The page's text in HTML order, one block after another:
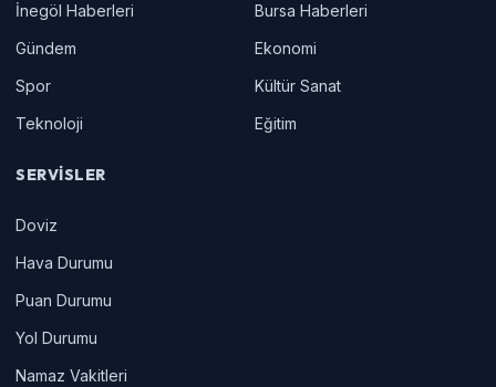
İnegöl Haberleri
Bursa Haberleri
Gündem
Ekonomi
Spor
Kültür Sanat
Teknoloji
Eğitim
SERVISLER
Doviz
Hava Durumu
Puan Durumu
Yol Durumu
Namaz Vakitleri